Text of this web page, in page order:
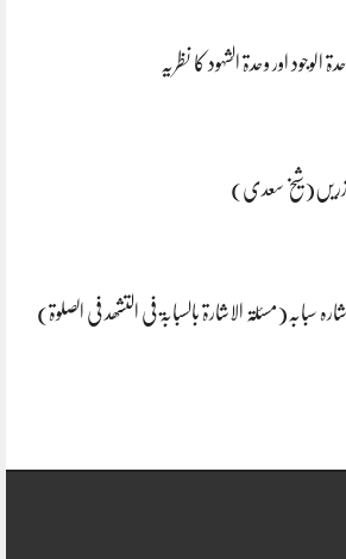
الوجود اور وحدۃ الشہود کا نظریہ
زریں(شیخ سعدی)
سبابہ(مسئلۃ الاشارۃ بالسبابۃ فی التشھد فی الصلوۃ)